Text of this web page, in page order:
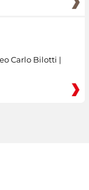
Carlo Bilotti |